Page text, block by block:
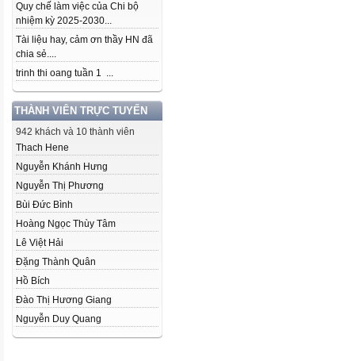
Quy chế làm việc của Chi bộ
nhiệm kỳ 2025-2030...
Tài liệu hay, cảm ơn thầy HN đã
chia sẻ....
trinh thi oang tuần 1 ...
THÀNH VIÊN TRỰC TUYẾN
942 khách và 10 thành viên
Thach Hene
Nguyễn Khánh Hưng
Nguyễn Thị Phương
Bùi Đức Bình
Hoàng Ngọc Thùy Tâm
Lê Việt Hải
Đặng Thành Quân
Hồ Bích
Đào Thị Hương Giang
Nguyễn Duy Quang